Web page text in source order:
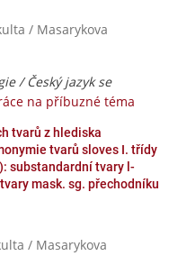
/ Masarykova
/ Český jazyk se
na příbuzné téma
tvarů z hlediska
tvarů sloves I. třídy
substandardní tvary l-
mask. sg. přechodníku
/ Masarykova